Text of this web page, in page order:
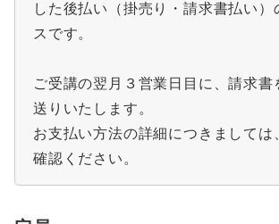
した後払い（掛売り・請求書払い）
スです。
ご受講の翌月３営業日目に、請求書
送りいたします。
お支払い方法の詳細につきましては
確認ください。